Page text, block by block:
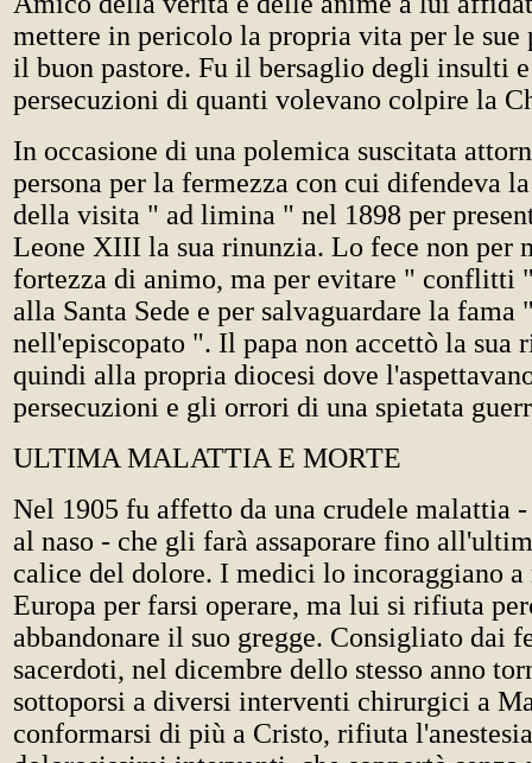
mettere in pericolo la propria vita per le sue
il buon pastore. Fu il bersaglio degli insulti
persecuzioni di quanti volevano colpire la
In occasione di una polemica suscitata
persona per la fermezza con cui difendeva
della visita " ad limina " nel 1898 per
Leone XIII la sua rinunzia. Lo fece non per
fortezza di animo, ma per evitare " conflitti
alla Santa Sede e per salvaguardare la
nell'episcopato ". Il papa non accettò la sua
quindi alla propria diocesi dove
persecuzioni e gli orrori di una spietata
ULTIMA MALATTIA E MORTE
Nel 1905 fu affetto da una crudele malattia
al naso - che gli farà assaporare fino
calice del dolore. I medici lo incoraggiano a
Europa per farsi operare, ma lui si rifiuta
abbandonare il suo gregge. Consigliato dai
sacerdoti, nel dicembre dello stesso anno
sottoporsi a diversi interventi chirurgici a
conformarsi di più a Cristo, rifiuta